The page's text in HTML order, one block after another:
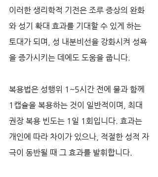
이러한 생리학적 기전은 조루 증상의 완화
와 성기 확대 효과를 기대할 수 있게 하는
토대가 되며, 성 내분비선을 강화시켜 성욕
을 증가시키는 데에도 도움을 줍니다.
복용법은 성행위 1~5시간 전에 물과 함께
1캡슐을 복용하는 것이 일반적이며, 최대
권장 복용 빈도는 1일 1회입니다. 효과는
개인에 따라 차이가 있으나, 적절한 성적 자
극이 동반될 때 그 효과를 발휘합니다.